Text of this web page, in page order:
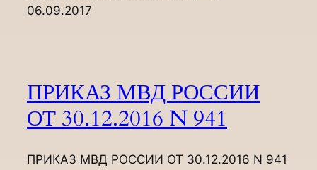
06.09.2017
ПРИКАЗ МВД РОССИИ
ОТ 30.12.2016 N 941
ПРИКАЗ МВД РОССИИ ОТ 30.12.2016 N 941